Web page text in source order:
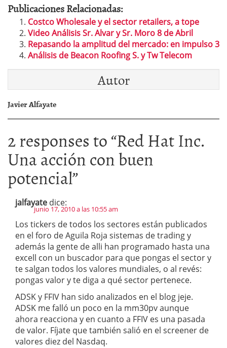
Publicaciones Relacionadas:
Costco Wholesale y el sector retailers, a tope
Video Análisis Sr. Alvar y Sr. Moro 8 de Abril
Repasando la amplitud del mercado: en impulso 3
Análisis de Beacon Roofing S. y Tw Telecom
Autor
Javier Alfayate
2 responses to “Red Hat Inc.
Una acción con buen
potencial”
jalfayate dice:
junio 17, 2010 a las 10:55 am
Los tickers de todos los sectores están publicados
en el foro de Aguila Roja sistemas de trading y
además la gente de alli han programado hasta una
excell con un buscador para que pongas el sector y
te salgan todos los valores mundiales, o al revés:
pongas valor y te diga a qué sector pertenece.
ADSK y FFIV han sido analizados en el blog jeje.
ADSK me falló un poco en la mm30pv aunque
ahora reacciona y en cuanto a FFIV es una pasada
de valor. Fíjate que también salió en el screener de
valores diez del Nasdaq.